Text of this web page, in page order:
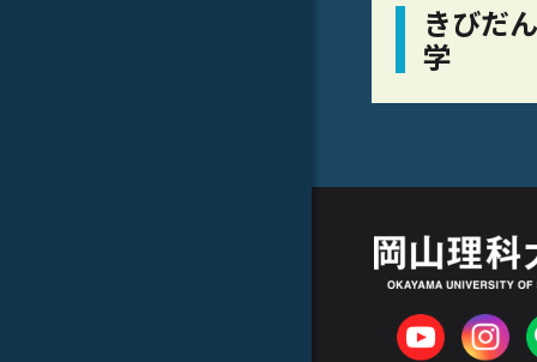
きびだ
学